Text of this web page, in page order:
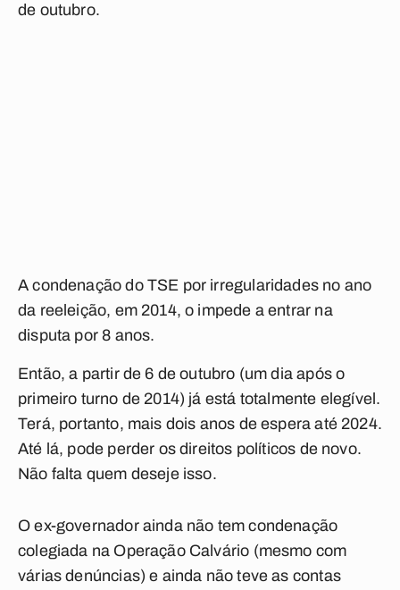
de outubro.
A condenação do TSE por irregularidades no ano
da reeleição, em 2014, o impede a entrar na
disputa por 8 anos.
Então, a partir de 6 de outubro (um dia após o
primeiro turno de 2014) já está totalmente elegível.
Terá, portanto, mais dois anos de espera até 2024.
Até lá, pode perder os direitos políticos de novo.
Não falta quem deseje isso.
O ex-governador ainda não tem condenação
colegiada na Operação Calvário (mesmo com
várias denúncias) e ainda não teve as contas